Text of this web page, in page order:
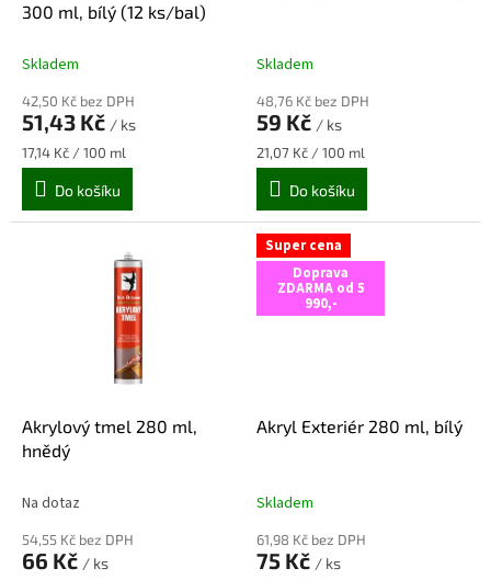
300 ml, bílý (12 ks/bal)
Skladem
42,50 Kč bez DPH
51,43 Kč / ks
Měrná
cena:
17,14 Kč / 100 ml
Do košíku
Skladem
48,76 Kč bez DPH
59 Kč / ks
Měrná
cena:
21,07 Kč / 100 ml
Do košíku
Akrylový tmel 280 ml,
hnědý
Na dotaz
54,55 Kč bez DPH
66 Kč / ks
Super cena
Doprava
ZDARMA od 5
990,-
Akryl Exteriér 280 ml, bílý
Skladem
61,98 Kč bez DPH
75 Kč / ks